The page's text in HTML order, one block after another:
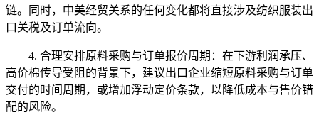
链。同时，中美经贸关系的任何变化都将直接涉及纺织服装出
口关税及订单流向。
4. 合理安排原料采购与订单报价周期：在下游利润承压、
高价棉传导受阻的背景下，建议出口企业缩短原料采购与订单
交付的时间周期，或增加浮动定价条款，以降低成本与售价错
配的风险。